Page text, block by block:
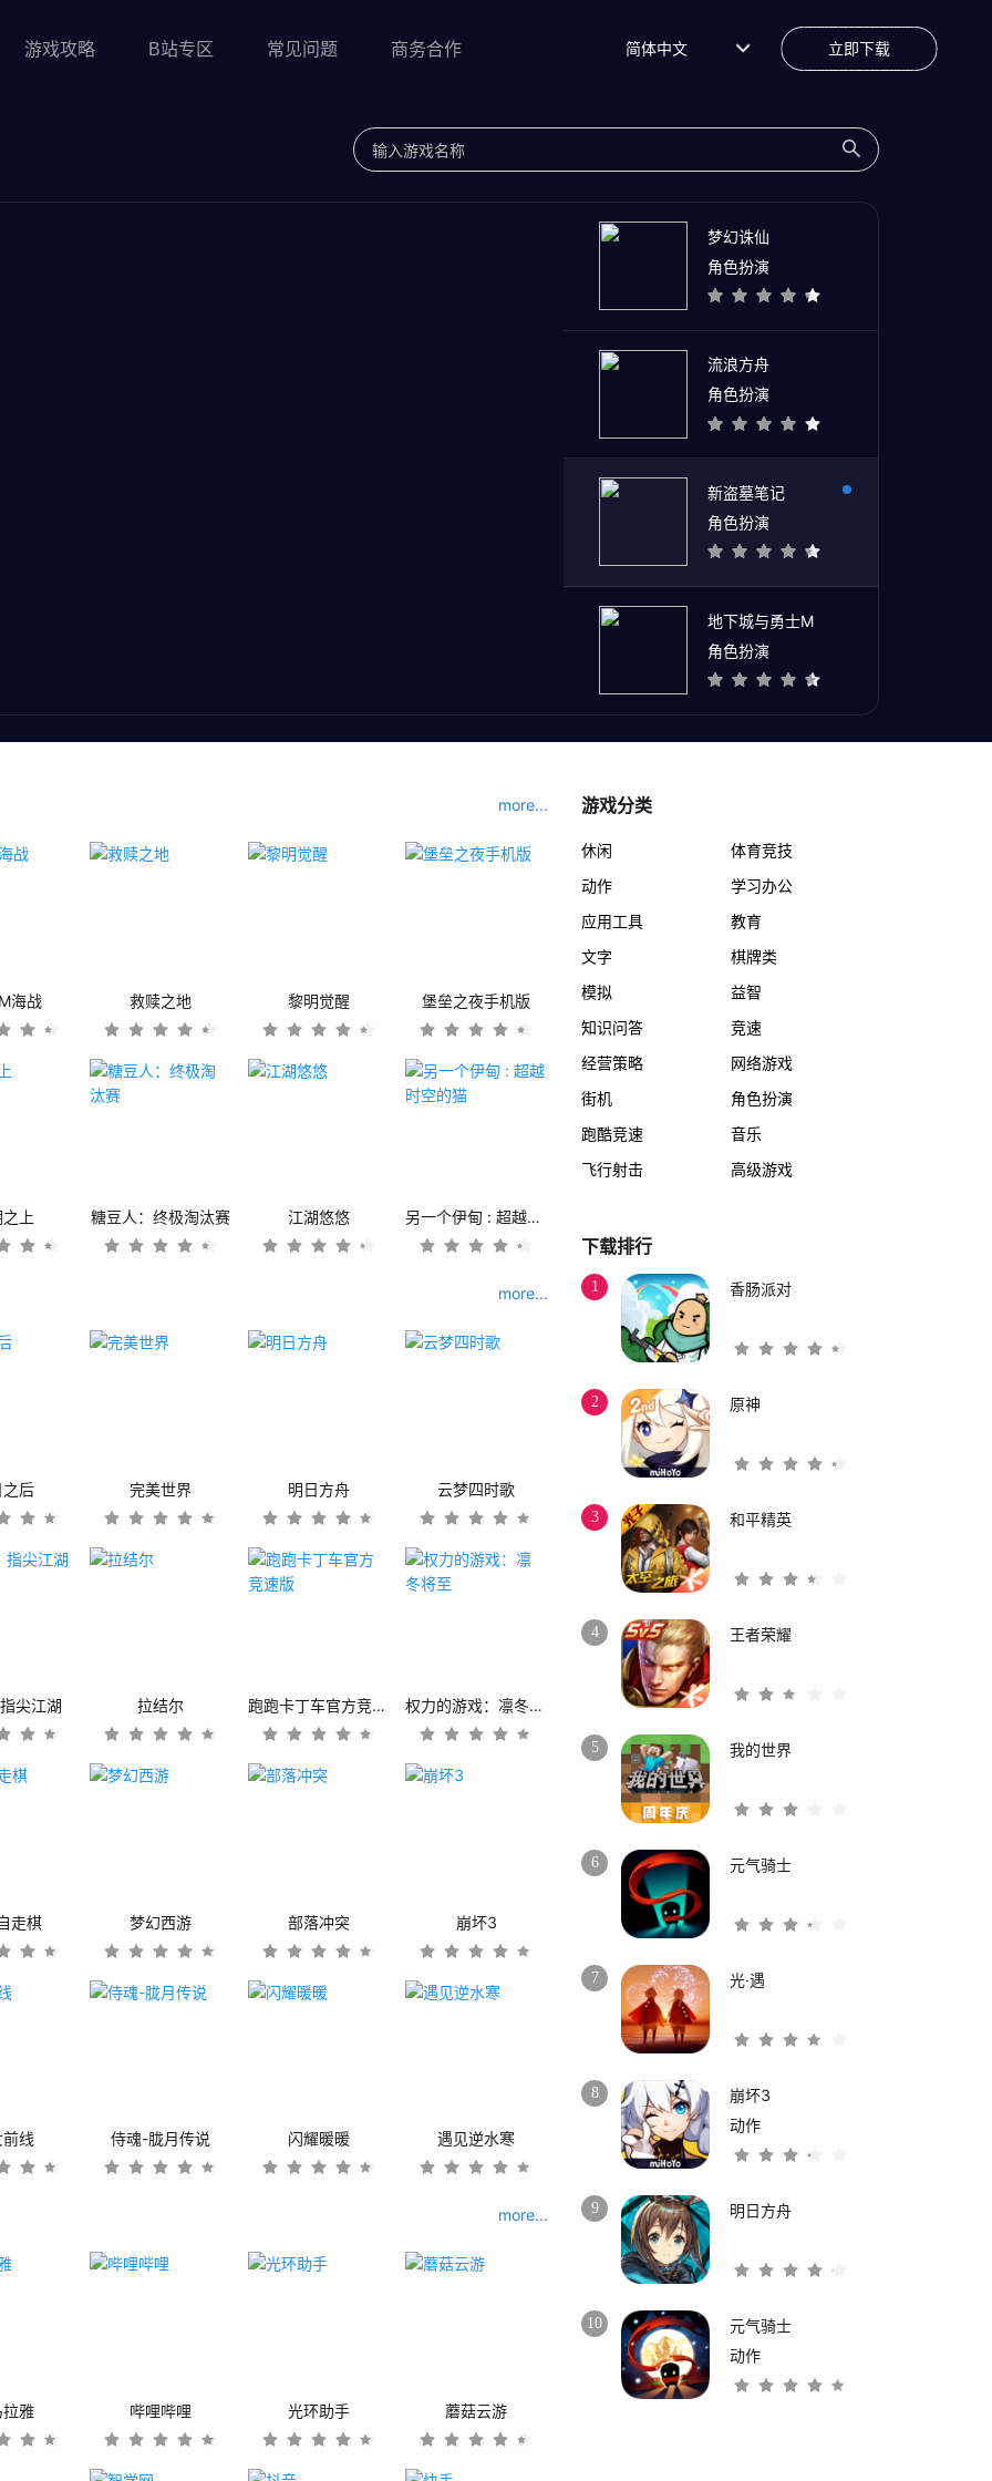
游戏攻略 B站专区 常见问题 商务合作 简体中文 立即下载
梦幻诛仙
角色扮演
流浪方舟
角色扮演
新盗墓笔记
角色扮演
地下城与勇士M
角色扮演
more...
海战 救赎之地 黎明觉醒 堡垒之夜手机版
上 糖豆人：终极淘汰赛 江湖悠悠 另一个伊甸 : 超越时空的猫
more...
后 完美世界 明日方舟 云梦四时歌
尖江湖 拉结尔 跑跑卡丁车官方竞速版 权力的游戏：凛冬将至
走棋 梦幻西游 部落冲突 崩坏3
线 侍魂-胧月传说 闪耀暖暖 遇见逆水寒
more...
雅 哔哩哔哩 光环助手 蘑菇云游
游戏分类
休闲
体育竞技
动作
学习办公
应用工具
教育
文字
棋牌类
模拟
益智
知识问答
竞速
经营策略
网络游戏
街机
角色扮演
跑酷竞速
音乐
飞行射击
高级游戏
下载排行
1 香肠派对
2 原神
3 和平精英
4 王者荣耀
5 我的世界
6 元气骑士
7 光·遇
8
崩坏3
动作
9 明日方舟
10
元气骑士
动作